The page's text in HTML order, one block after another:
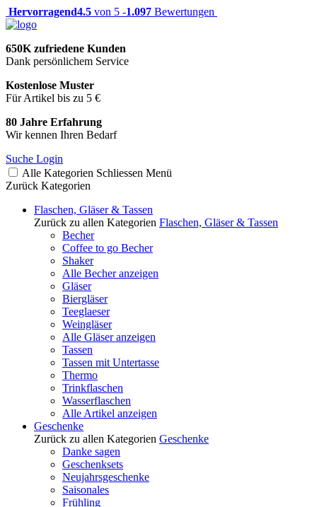
Hervorragend4.5 von 5 -1.097 Bewertungen
650K zufriedene Kunden
Dank persönlichem Service
Kostenlose Muster
Für Artikel bis zu 5 €
80 Jahre Erfahrung
Wir kennen Ihren Bedarf
Suche Login
Alle Kategorien Schliessen Menü
Zurück Kategorien
Flaschen, Gläser & Tassen
Zurück zu allen Kategorien Flaschen, Gläser & Tassen
Becher
Coffee to go Becher
Shaker
Alle Becher anzeigen
Gläser
Biergläser
Teeglaeser
Weingläser
Alle Gläser anzeigen
Tassen
Tassen mit Untertasse
Thermo
Trinkflaschen
Wasserflaschen
Alle Artikel anzeigen
Geschenke
Zurück zu allen Kategorien Geschenke
Danke sagen
Geschenksets
Neujahrsgeschenke
Saisonales
Frühling